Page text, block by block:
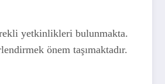
yetkinlikleri bulunmakta.
önem taşımaktadır.